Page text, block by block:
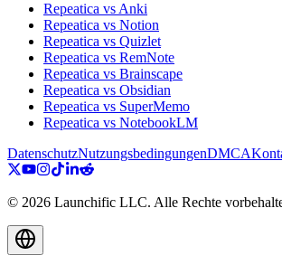
Repeatica vs Anki
Repeatica vs Notion
Repeatica vs Quizlet
Repeatica vs RemNote
Repeatica vs Brainscape
Repeatica vs Obsidian
Repeatica vs SuperMemo
Repeatica vs NotebookLM
DatenschutzNutzungsbedingungenDMCA
© 2026 Launchific LLC. Alle Rechte